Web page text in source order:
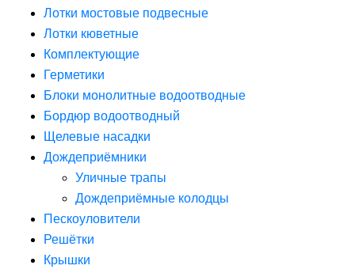
Лотки мостовые подвесные
Лотки кюветные
Комплектующие
Герметики
Блоки монолитные водоотводные
Бордюр водоотводный
Щелевые насадки
Дождеприёмники
Уличные трапы
Дождеприёмные колодцы
Пескоуловители
Решётки
Крышки